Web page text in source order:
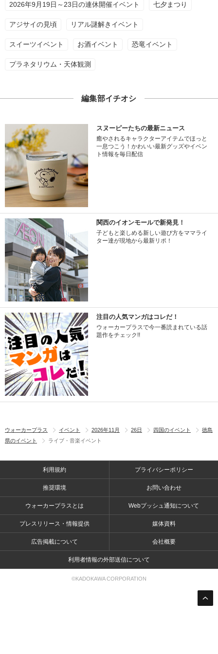
2026年9月19日～23日の連休開催イベント 七夕まつり
アジサイの見頃 リアル謎解きイベント
スイーツイベント お酒イベント 恐竜イベント
プラネタリウム・天体観測
編集部イチオシ
スヌーピーたちの最新ニュース
癒やされるキャラクターアイテムでほっと
一息つこう！かわいい最新グッズやイベン
ト情報を毎日配信
関西のイオンモールで新発見！
子どもと楽しめる新しい遊び方をママライ
ター達が現地から最新リポ！
注目の人気マンガはコレだ！
ウォーカープラスで今一番読まれている話
題作をチェック!!
ウォーカープラス イベント 2026年11月 26日 四国のイベント
徳島
県のイベント
ライブ・音楽イベント
利用規約 プライバシーポリシー
推奨環境 お問い合わせ
ウォーカープラスとは Webプッシュ通知について
プレスリリース・情報提供 媒体資料
広告掲載について 会社概要
利用者情報の外部送信について
©KADOKAWA CORPORATION